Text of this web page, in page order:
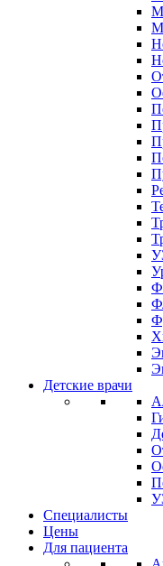
Детские врачи
Специалисты
Цены
Для пациента